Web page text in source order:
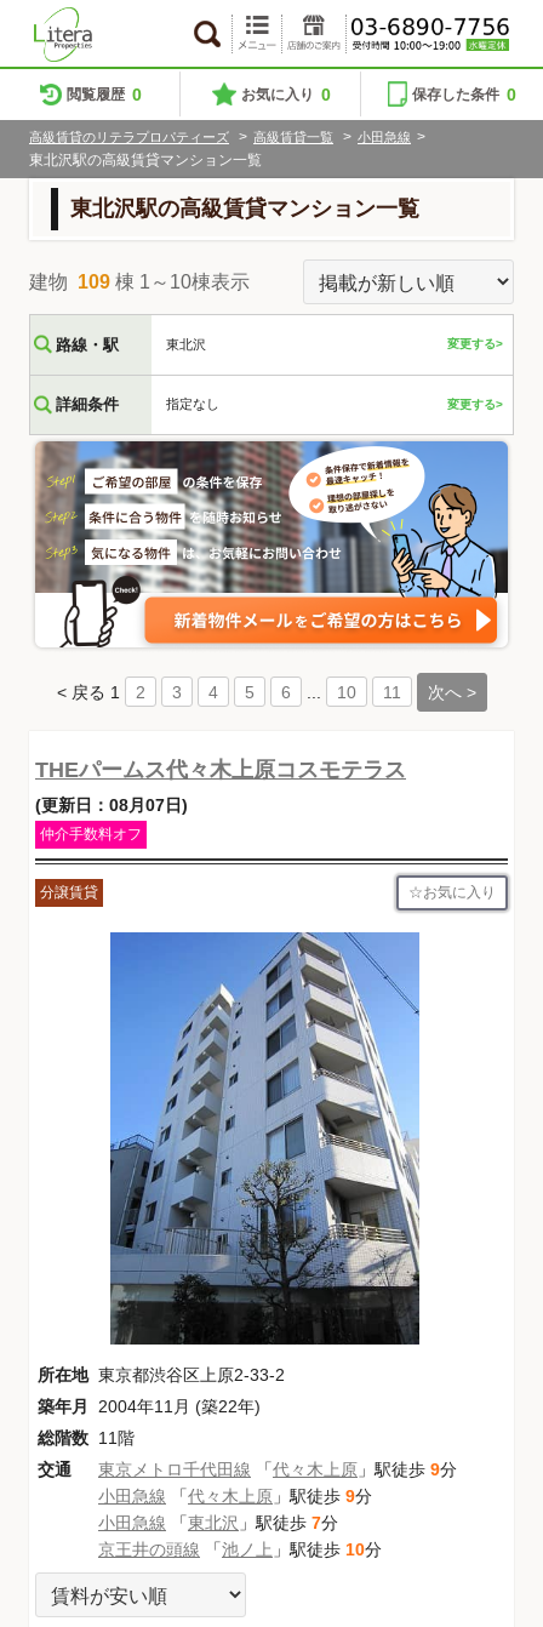
閲覧履歴 0 お気に入り 0 保存した条件 0
高級賃貸のリテラプロパティーズ > 高級賃貸一覧 > 小田急線 >
東北沢駅の高級賃貸マンション一覧
東北沢駅の高級賃貸マンション一覧
建物 109 棟 1～10棟表示
路線・駅 東北沢 変更する>
詳細条件 指定なし 変更する>
< 戻る 1 2 3 4 5 6 10 11 次へ >
THEパームス代々木上原コスモテラス
(更新日：08月07日)
仲介手数料オフ
分譲賃貸 お気に入り
所在地 東京都渋谷区上原2-33-2
築年月
2004年11月 (築22年)
総階数 11階
交通
東京メトロ千代田線 「代々木上原 」駅徒歩 9分
小田急線 「代々木上原 」駅徒歩 9分
小田急線 「東北沢 」駅徒歩 7分
京王井の頭線 「池ノ上 」駅徒歩 10分